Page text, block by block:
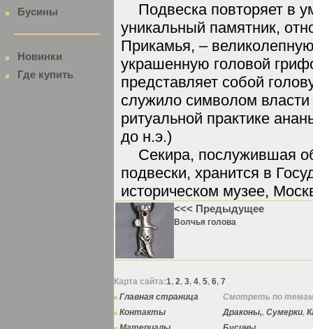
Бусины
Новинки
Где купить
Подвеска повторяет в
уникальный памятник,
Прикамья, –
украшенную головой
представляет собой
служило символом
ритуальной практике
до н.э.)
Секира, послужившая
подвески, хранится в
историческом музее,
<<< Предыдущее
Волчья голова
Карта сайта:1, 2, 3, 4, 5, 6, 7
Главная страница
Контакты
Смотреть по
Драконы,, Сумерки,